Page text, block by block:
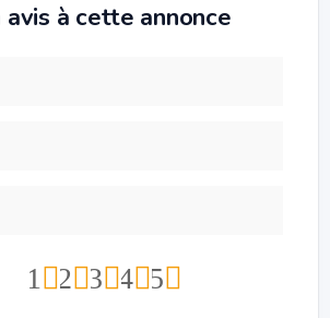
avis à cette annonce
5
4
3
2
1